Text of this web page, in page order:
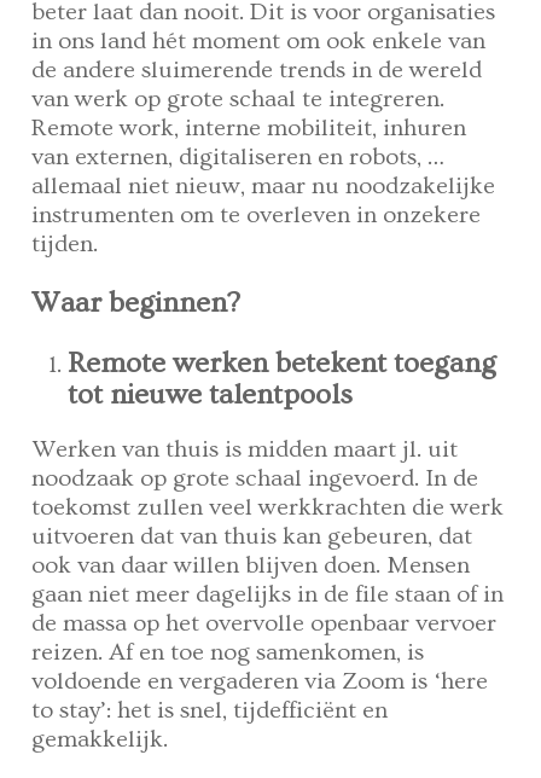
beter laat dan nooit. Dit is voor organisaties
in ons land hét moment om ook enkele van
de andere sluimerende trends in de wereld
van werk op grote schaal te integreren.
Remote work, interne mobiliteit, inhuren
van externen, digitaliseren en robots, …
allemaal niet nieuw, maar nu noodzakelijke
instrumenten om te overleven in onzekere
tijden.
Waar beginnen?
Remote werken betekent toegang
tot nieuwe talentpools
Werken van thuis is midden maart jl. uit
noodzaak op grote schaal ingevoerd. In de
toekomst zullen veel werkkrachten die werk
uitvoeren dat van thuis kan gebeuren, dat
ook van daar willen blijven doen. Mensen
gaan niet meer dagelijks in de file staan of in
de massa op het overvolle openbaar vervoer
reizen. Af en toe nog samenkomen, is
voldoende en vergaderen via Zoom is ‘here
to stay’: het is snel, tijdefficiënt en
gemakkelijk.